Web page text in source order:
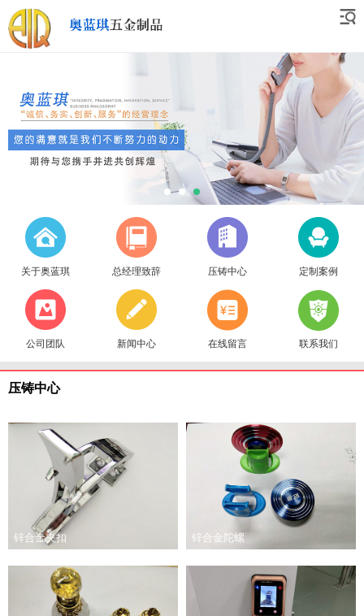
关于奥蓝琪 总经理致辞 压铸中心 定制案例
公司团队 新闻中心 在线留言 联系我们
压铸中心
锌合金夹扣 锌合金陀螺